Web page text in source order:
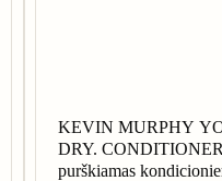
KEVIN MURPHY
DRY. CONDITIONER
purškiamas